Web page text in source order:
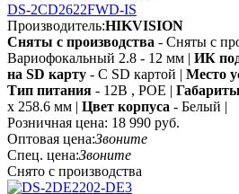
DS-2CD2622FWD-IS
Производитель:HIKVISION
Сняты с производства - Сняты с
Вариофокальный 2.8 - 12 мм | ИК
на SD карту - С SD картой | Место
Тип питания - 12В , POE |
х 258.6 мм | Цвет корпуса - Белый |
Розничная цена: 18 990 руб.
Оптовая цена:Звоните
Спец. цена:Звоните
Снято с производства